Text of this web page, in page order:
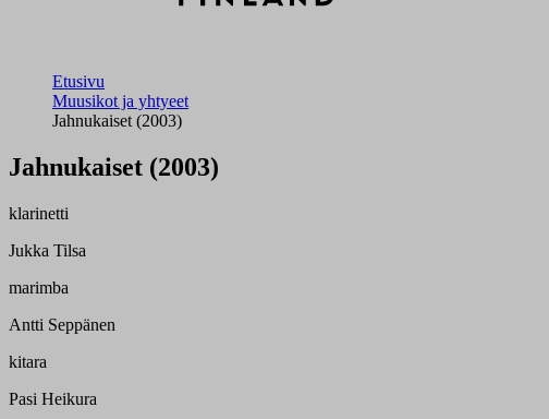
Etusivu
Muusikot ja yhtyeet
Jahnukaiset (2003)
Jahnukaiset (2003)
klarinetti
Jukka Tilsa
marimba
Antti Seppänen
kitara
Pasi Heikura